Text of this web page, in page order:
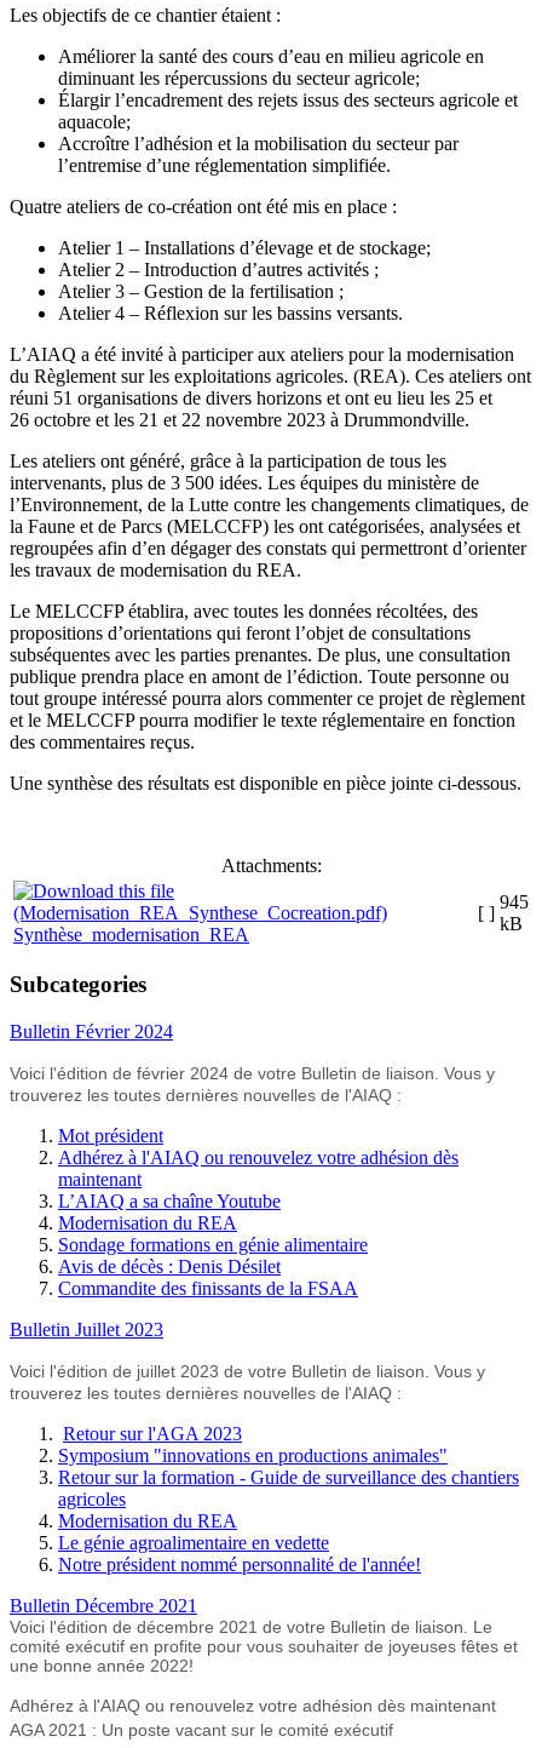
Les objectifs de ce chantier étaient :
Améliorer la santé des cours d’eau en milieu agricole en
diminuant les répercussions du secteur agricole;
Élargir l’encadrement des rejets issus des secteurs agricole et
aquacole;
Accroître l’adhésion et la mobilisation du secteur par
l’entremise d’une réglementation simplifiée.
Quatre ateliers de co-création ont été mis en place :
Atelier 1 – Installations d’élevage et de stockage;
Atelier 2 – Introduction d’autres activités ;
Atelier 3 – Gestion de la fertilisation ;
Atelier 4 – Réflexion sur les bassins versants.
L’AIAQ a été invité à participer aux ateliers pour la modernisation
du Règlement sur les exploitations agricoles. (REA). Ces ateliers ont
réuni 51 organisations de divers horizons et ont eu lieu les 25 et
26 octobre et les 21 et 22 novembre 2023 à Drummondville.
Les ateliers ont généré, grâce à la participation de tous les
intervenants, plus de 3 500 idées. Les équipes du ministère de
l’Environnement, de la Lutte contre les changements climatiques, de
la Faune et de Parcs (MELCCFP) les ont catégorisées, analysées et
regroupées afin d’en dégager des constats qui permettront d’orienter
les travaux de modernisation du REA.
Le MELCCFP établira, avec toutes les données récoltées, des
propositions d’orientations qui feront l’objet de consultations
subséquentes avec les parties prenantes. De plus, une consultation
publique prendra place en amont de l’édiction. Toute personne ou
tout groupe intéressé pourra alors commenter ce projet de règlement
et le MELCCFP pourra modifier le texte réglementaire en fonction
des commentaires reçus.
Une synthèse des résultats est disponible en pièce jointe ci-dessous.
Attachments:
Synthèse_modernisation_REA
[ ]
945
kB
Subcategories
Bulletin Février 2024
Voici l'édition de février 2024 de votre Bulletin de liaison. Vous y
trouverez les toutes dernières nouvelles de l'AIAQ :
Mot président
Adhérez à l'AIAQ ou renouvelez votre adhésion dès
maintenant
L’AIAQ a sa chaîne Youtube
Modernisation du REA
Sondage formations en génie alimentaire
Avis de décès : Denis Désilet
Commandite des finissants de la FSAA
Bulletin Juillet 2023
Voici l'édition de juillet 2023 de votre Bulletin de liaison. Vous y
trouverez les toutes dernières nouvelles de l'AIAQ :
Retour sur l'AGA 2023
Symposium "innovations en productions animales"
Retour sur la formation - Guide de surveillance des chantiers
agricoles
Modernisation du REA
Le génie agroalimentaire en vedette
Notre président nommé personnalité de l'année!
Bulletin Décembre 2021
Voici l'édition de décembre 2021 de votre Bulletin de liaison. Le
comité exécutif en profite pour vous souhaiter de joyeuses fêtes et
une bonne année 2022!
Adhérez à l'AIAQ ou renouvelez votre adhésion dès maintenant
AGA 2021 : Un poste vacant sur le comité exécutif